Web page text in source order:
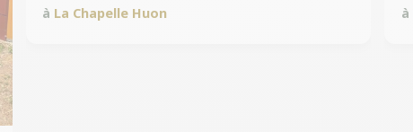
à La Chapelle Huon à